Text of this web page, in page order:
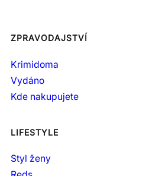
ZPRAVODAJSTVÍ
Krimidoma
Vydáno
Kde nakupujete
LIFESTYLE
Styl ženy